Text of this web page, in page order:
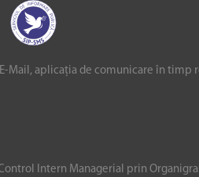
Mail, aplicația de comunicare în timp
Intern Managerial prin